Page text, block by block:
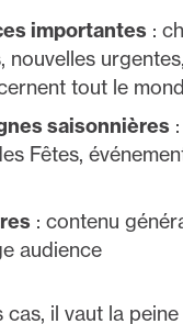
importantes :
nouvelles
tout le
saisonnières
Fêtes,
: contenu
audience
cas, il vaut la